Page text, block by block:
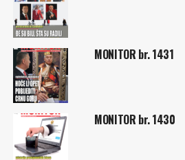
MONITOR br. 1431
MONITOR br. 1430